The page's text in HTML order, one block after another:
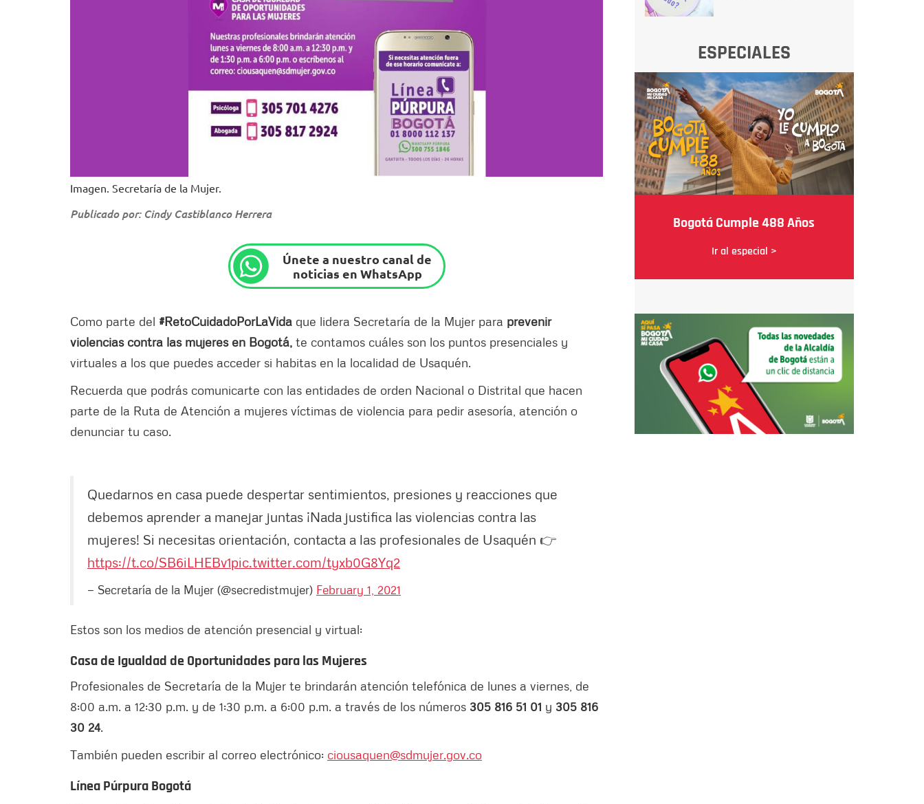
Imagen. Secretaría de la Mujer.
Publicado por: Cindy Castiblanco Herrera
Únete a nuestro canal de
noticias en WhatsApp
Como parte del #RetoCuidadoPorLaVida que lidera Secretaría de la Mujer para prevenir
violencias contra las mujeres en Bogotá, te contamos cuáles son los puntos presenciales y
virtuales a los que puedes acceder si habitas en la localidad de Usaquén.
Recuerda que podrás comunicarte con las entidades de orden Nacional o Distrital que hacen
parte de la Ruta de Atención a mujeres víctimas de violencia para pedir asesoría, atención o
denunciar tu caso.
Quedarnos en casa puede despertar sentimientos, presiones y reacciones que
debemos aprender a manejar juntas ¡Nada justifica las violencias contra las
mujeres! Si necesitas orientación, contacta a las profesionales de Usaquén 👉
https://t.co/SB6iLHEBv1pic.twitter.com/tyxb0G8Yq2
— Secretaría de la Mujer (@secredistmujer) February 1, 2021
Estos son los medios de atención presencial y virtual:
Casa de Igualdad de Oportunidades para las Mujeres
Profesionales de Secretaría de la Mujer te brindarán atención telefónica de lunes a viernes, de
8:00 a.m. a 12:30 p.m. y de 1:30 p.m. a 6:00 p.m. a través de los números 305 816 51 01 y 305 816
30 24.
También pueden escribir al correo electrónico: ciousaquen@sdmujer.gov.co
Línea Púrpura Bogotá
ESPECIALES
Bogotá Cumple 488 Años
Ir al especial >